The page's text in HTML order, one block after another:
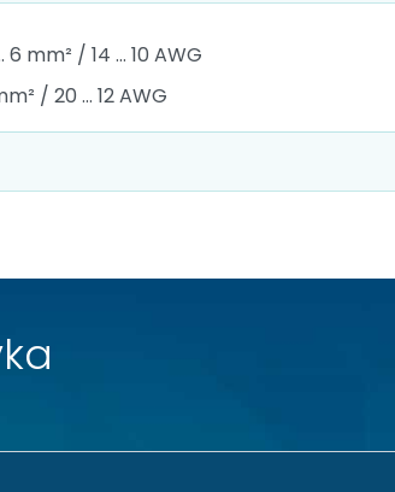
mm² / 14 … 10 AWG
/ 20 … 12 AWG